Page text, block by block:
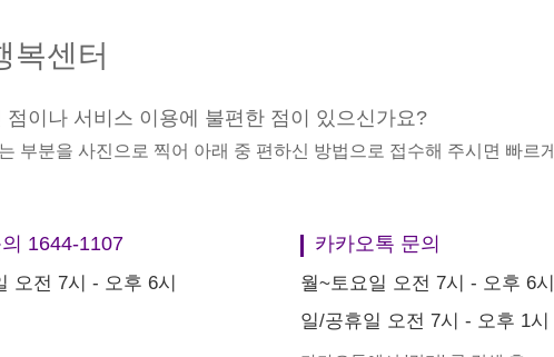
복센터
점이나 서비스 이용에 불편한 점이 있으신가요?
부분을 사진으로 찍어 아래 중 편하신 방법으로 접수해 주시면 빠르
1644-1107
오전 7시 - 오후 6시
카카오톡 문의
월~토요일 오전 7시 - 오후 6시
일/공휴일 오전 7시 - 오후 1시